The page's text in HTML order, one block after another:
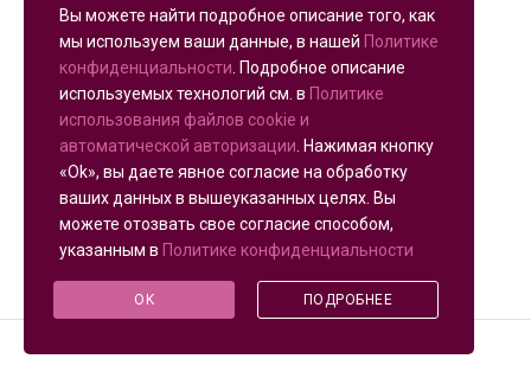
Вы можете найти подробное описание того, как
мы используем ваши данные, в нашей Политике
конфиденциальности . Подробное описание
используемых технологий см. в Политике
использования файлов cookie и
автоматической авторизации . Нажимая кнопку
«Ok», вы даете явное согласие на обработку
ваших данных в вышеуказанных целях. Вы
можете отозвать свое согласие способом,
указанным в Политике конфиденциальности
OK ПОДРОБНЕЕ